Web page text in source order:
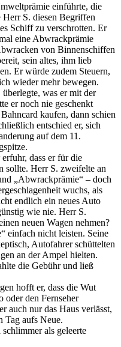
einführte, die
Herr S. diesen Begriffen
Schiff zu verschrotten. Er
eine Abwrackprämie
von Binnenschiffen
sein altes, ihm lieb
Er würde zudem Steuern,
wieder mehr bewegen.
was er mit der
er noch nie geschenkt
kaufen, dann schien
entschied er, sich
auf dem 11.
dass er für die
sollte. Herr S. zweifelte an
„Abwrackprämie“ – doch
wuchs, als
endlich ein neues Auto
wie nie. Herr S.
neuen Wagen nehmen?
einfach nicht leisten. Seine
Autofahrer schüttelten
an der Ampel hielten.
die Gebühr und ließ
hofft er, dass die Wut
oder den Fernseher
auch nur das Haus verlässt,
Tag aufs Neue.
als geleerte